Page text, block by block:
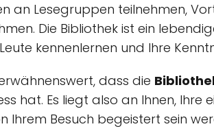
an Lesegruppen teilnehmen,
Die Bibliothek ist ein
kennenlernen und Ihre
dass die
hat. Es liegt also an Ihnen,
Ihrem Besuch begeistert sein